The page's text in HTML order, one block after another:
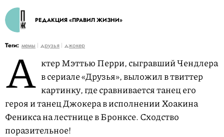
РЕДАКЦИЯ «ПРАВИЛ ЖИЗНИ»
Теги: мемы друзья джокер
А ктер Мэттью Перри, сыгравший Чендлера
в сериале «Друзья», выложил в твиттер
картинку, где сравнивается танец его
героя и танец Джокера в исполнении Хоакина
Феникса на лестнице в Бронксе. Сходство
поразительное!